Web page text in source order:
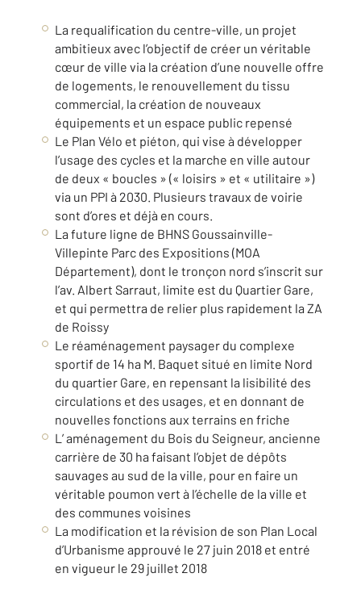
La requalification du centre-ville, un projet
ambitieux avec l’objectif de créer un véritable
cœur de ville via la création d’une nouvelle offre
de logements, le renouvellement du tissu
commercial, la création de nouveaux
équipements et un espace public repensé
Le Plan Vélo et piéton, qui vise à développer
l’usage des cycles et la marche en ville autour
de deux « boucles » (« loisirs » et « utilitaire »)
via un PPI à 2030. Plusieurs travaux de voirie
sont d’ores et déjà en cours.
La future ligne de BHNS Goussainville-
Villepinte Parc des Expositions (MOA
Département), dont le tronçon nord s’inscrit sur
l’av. Albert Sarraut, limite est du Quartier Gare,
et qui permettra de relier plus rapidement la ZA
de Roissy
Le réaménagement paysager du complexe
sportif de 14 ha M. Baquet situé en limite Nord
du quartier Gare, en repensant la lisibilité des
circulations et des usages, et en donnant de
nouvelles fonctions aux terrains en friche
L’ aménagement du Bois du Seigneur, ancienne
carrière de 30 ha faisant l’objet de dépôts
sauvages au sud de la ville, pour en faire un
véritable poumon vert à l’échelle de la ville et
des communes voisines
La modification et la révision de son Plan Local
d’Urbanisme approuvé le 27 juin 2018 et entré
en vigueur le 29 juillet 2018